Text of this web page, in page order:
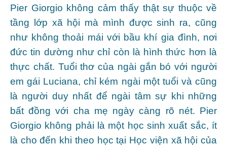
Pier Giorgio không cảm thấy thật sự thuộc về
tầng lớp xã hội mà mình được sinh ra, cũng
như không thoải mái với bầu khí gia đình, nơi
đức tin dường như chỉ còn là hình thức hơn là
thực chất. Tuổi thơ của ngài gắn bó với người
em gái Luciana, chỉ kém ngài một tuổi và cũng
là người duy nhất để ngài tâm sự khi những
bất đồng với cha mẹ ngày càng rõ nét. Pier
Giorgio không phải là một học sinh xuất sắc, ít
là cho đến khi theo học tại Học viện xã hội của